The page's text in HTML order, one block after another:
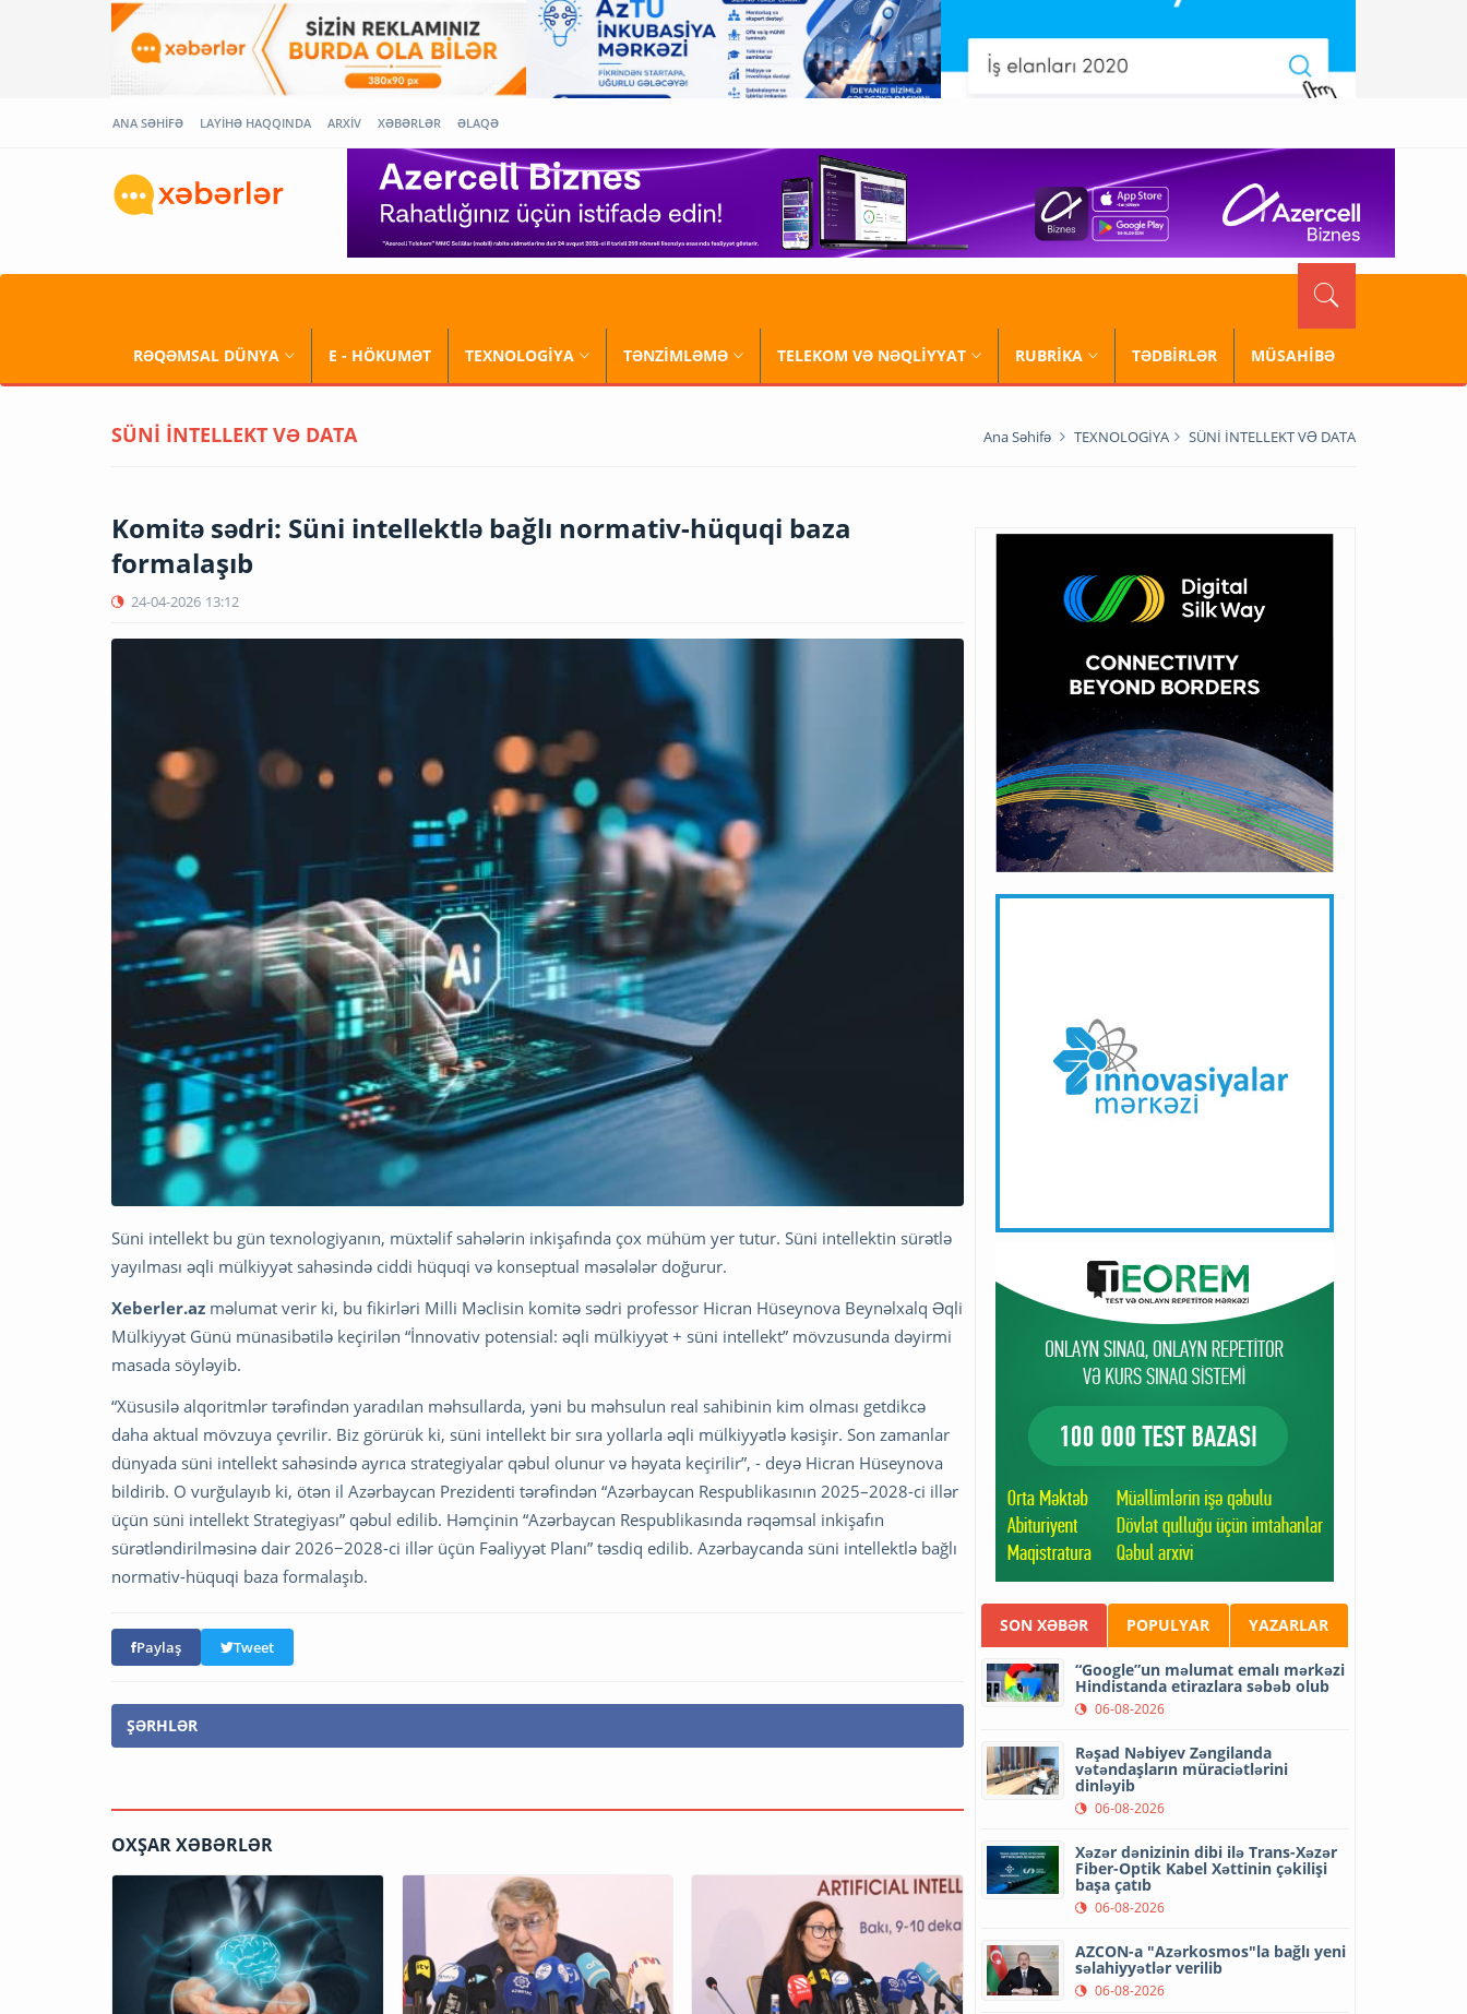
ANA SƏHİFƏ LAYİHƏ HAQQINDA ARXİV XƏBƏRLƏR ƏLAQƏ
RƏQƏMSAL DÜNYA E - HÖKUMƏT TEXNOLOGİYA TƏNZİMLƏMƏ TELEKOM VƏ NƏQLİYYAT RUBRİKA TƏDBİRLƏR MÜSAHİBƏ
SÜNİ İNTELLEKT VƏ DATA Ana Səhifə TEXNOLOGİYA SÜNİ İNTELLEKT VƏ DATA
Komitə sədri: Süni intellektlə bağlı normativ-hüquqi baza
formalaşıb
24-04-2026 13:12
Süni intellekt bu gün texnologiyanın, müxtəlif sahələrin inkişafında çox mühüm yer tutur. Süni intellektin sürətlə
yayılması əqli mülkiyyət sahəsində ciddi hüquqi və konseptual məsələlər doğurur.
Xeberler.az məlumat verir ki, bu fikirləri Milli Məclisin komitə sədri professor Hicran Hüseynova Beynəlxalq Əqli
Mülkiyyət Günü münasibətilə keçirilən “İnnovativ potensial: əqli mülkiyyət + süni intellekt” mövzusunda dəyirmi
masada söyləyib.
“Xüsusilə alqoritmlər tərəfindən yaradılan məhsullarda, yəni bu məhsulun real sahibinin kim olması getdikcə
daha aktual mövzuya çevrilir. Biz görürük ki, süni intellekt bir sıra yollarla əqli mülkiyyətlə kəsişir. Son zamanlar
dünyada süni intellekt sahəsində ayrıca strategiyalar qəbul olunur və həyata keçirilir”, - deyə Hicran Hüseynova
bildirib. O vurğulayıb ki, ötən il Azərbaycan Prezidenti tərəfindən “Azərbaycan Respublikasının 2025–2028-ci illər
üçün süni intellekt Strategiyası” qəbul edilib. Həmçinin “Azərbaycan Respublikasında rəqəmsal inkişafın
sürətləndirilməsinə dair 2026−2028-ci illər üçün Fəaliyyət Planı” təsdiq edilib. Azərbaycanda süni intellektlə bağlı
normativ-hüquqi baza formalaşıb.
Paylaş Tweet
ŞƏRHLƏR
OXŞAR XƏBƏRLƏR
SON XƏBƏR POPULYAR YAZARLAR
“Google”un məlumat emalı mərkəzi
Hindistanda etirazlara səbəb olub
06-08-2026
Rəşad Nəbiyev Zəngilanda
vətəndaşların müraciətlərini
dinləyib
06-08-2026
Xəzər dənizinin dibi ilə Trans-Xəzər
Fiber-Optik Kabel Xəttinin çəkilişi
başa çatıb
06-08-2026
AZCON-a "Azərkosmos"la bağlı yeni
səlahiyyətlər verilib
06-08-2026